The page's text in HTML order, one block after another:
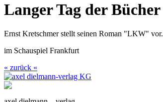
Langer Tag der Bücher
Ernst Kretschmer stellt seinen Roman "LKW" vor.
im Schauspiel Frankfurt
« zurück «